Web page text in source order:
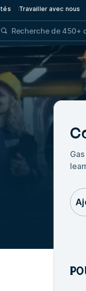
Travailler avec nous